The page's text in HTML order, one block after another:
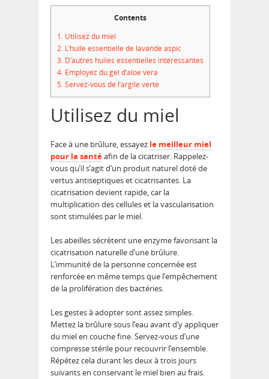
Contents
1. Utilisez du miel
2. L’huile essentielle de lavande aspic
3. D’autres huiles essentielles intéressantes
4. Employez du gel d’aloe vera
5.Servez-vous de l’argile verte
Utilisez du miel
Face à une brûlure, essayez le meilleur miel
pour la santéafin de la cicatriser. Rappelez-
vous qu’il s’agit d’un produit naturel doté de
vertus antiseptiques et cicatrisantes. La
cicatrisation devient rapide, car la
multiplication des cellules et la vascularisation
sont stimulées par le miel.
Les abeilles sécrètent une enzyme favorisant la
cicatrisation naturelle d’une brûlure.
L’immunité de la personne concernée est
renforcée en même temps que l’empêchement
de la prolifération des bactéries.
Les gestes à adopter sont assez simples.
Mettez la brûlure sous l’eau avant d’y appliquer
du miel en couche fine. Servez-vous d’une
compresse stérile pour recouvrir l’ensemble.
Répétez cela durant les deux à trois jours
suivants en conservant le miel bien au frais.